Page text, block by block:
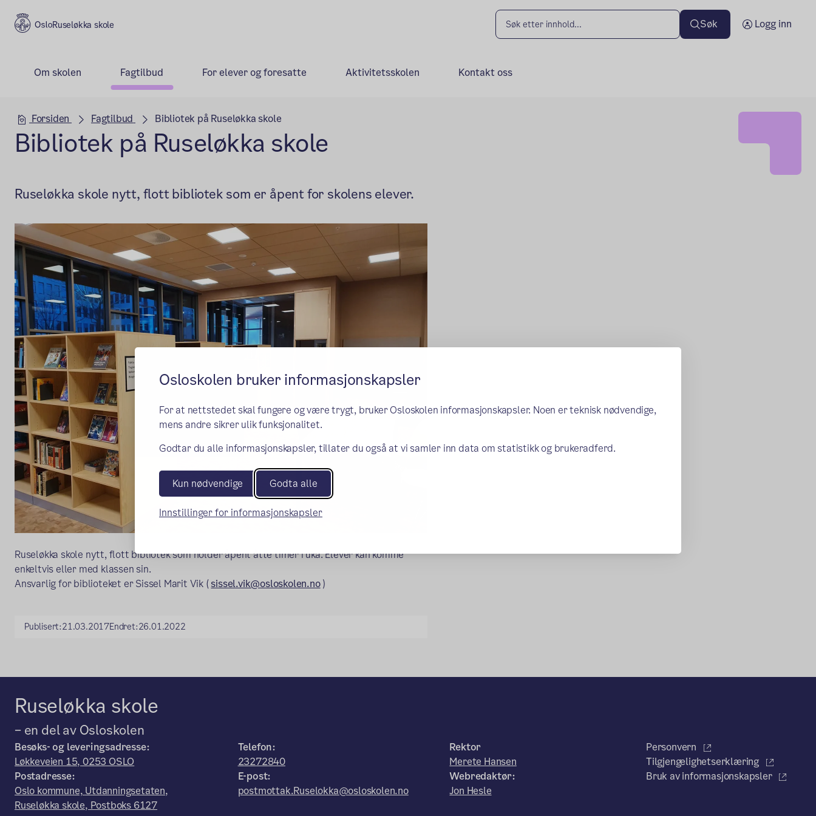
Osloskolen bruker informasjonskapsler
For at nettstedet skal fungere og være trygt, bruker Osloskolen informasjonskapsler. Noen er teknisk nødvendige,
mens andre sikrer ulik funksjonalitet.
Godtar du alle informasjonskapsler, tillater du også at vi samler inn data om statistikk og brukeradferd.
Kun nødvendige Godta alle
Innstillinger for informasjonskapsler
Ruseløkka skole Søk Logg inn
Om skolen Fagtilbud For elever og foresatte Aktivitetsskolen Kontakt oss
Hovedseksjon
Forsiden Fagtilbud Bibliotek på Ruseløkka skole
Bibliotek på Ruseløkka skole
Ruseløkka skole nytt, flott bibliotek som er åpent for skolens elever.
Ruseløkka skole nytt, flott bibliotek som holder åpent åtte timer i uka. Elever kan komme
enkeltvis eller med klassen sin.
Ansvarlig for biblioteket er Sissel Marit Vik (sissel.vik@osloskolen.no)
Publisert:21.03.2017Endret:26.01.2022
Ruseløkka skole
– en del av Osloskolen
Besøks- og leveringsadresse:
Løkkeveien 15, 0253 OSLO
Postadresse:
Oslo kommune, Utdanningsetaten,
Ruseløkka skole, Postboks 6127
Telefon:
23272840
E-post:
postmottak.Ruselokka@osloskolen.no
Rektor
Merete Hansen
Webredaktør:
Jon Hesle
Personvern
Tilgjengelighetserklæring
Bruk av informasjonskapsler